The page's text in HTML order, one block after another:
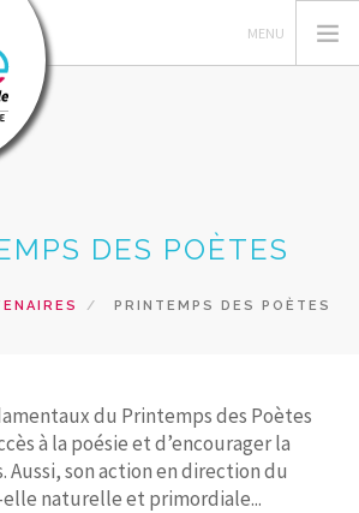
DES POÈTES
PRINTEMPS DES POÈTES
du Printemps des Poètes
à la poésie et d’encourager la
Aussi, son action en direction du
naturelle et primordiale...